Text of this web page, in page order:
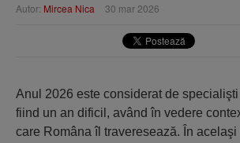
Autor: Mircea Nica 30 mar 2026
Anul 2026 este considerat de
fiind un an dificil, având în vedere
care Româna îl traveresează. În acelaşi